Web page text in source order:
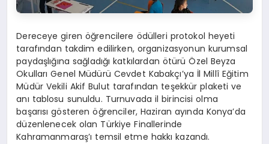
Dereceye giren öğrencilere ödülleri protokol heyeti
tarafından takdim edilirken, organizasyonun kurumsal
paydaşlığına sağladığı katkılardan ötürü Özel Beyza
Okulları Genel Müdürü Cevdet Kabakçı’ya İl Millî Eğitim
Müdür Vekili Akif Bulut tarafından teşekkür plaketi ve
anı tablosu sunuldu. Turnuvada il birincisi olma
başarısı gösteren öğrenciler, Haziran ayında Konya’da
düzenlenecek olan Türkiye Finallerinde
Kahramanmaraş’ı temsil etme hakkı kazandı.